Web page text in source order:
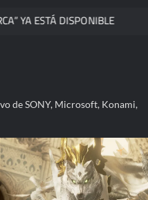
ESTÁ DISPONIBLE
de SONY, Microsoft, Konami,